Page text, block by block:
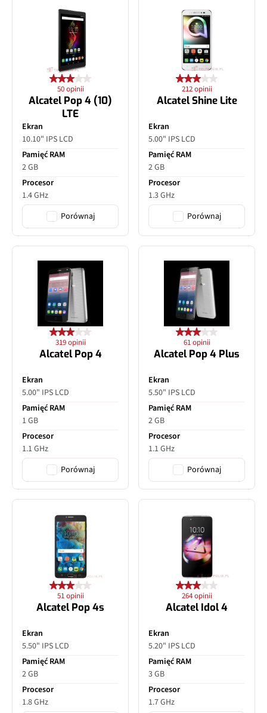
50 opinii
Alcatel Pop 4 (10)
LTE
Ekran
10.10" IPS LCD
Pamięć RAM
2 GB
Procesor
1.4 GHz
Porównaj
212 opinii
Alcatel Shine Lite
Ekran
5.00" IPS LCD
Pamięć RAM
2 GB
Procesor
1.3 GHz
Porównaj
319 opinii
Alcatel Pop 4
Ekran
5.00" IPS LCD
Pamięć RAM
1 GB
Procesor
1.1 GHz
Porównaj
61 opinii
Alcatel Pop 4 Plus
Ekran
5.50" IPS LCD
Pamięć RAM
2 GB
Procesor
1.1 GHz
Porównaj
51 opinii
Alcatel Pop 4s
Ekran
5.50" IPS LCD
Pamięć RAM
2 GB
Procesor
1.8 GHz
264 opinii
Alcatel Idol 4
Ekran
5.20" IPS LCD
Pamięć RAM
3 GB
Procesor
1.7 GHz